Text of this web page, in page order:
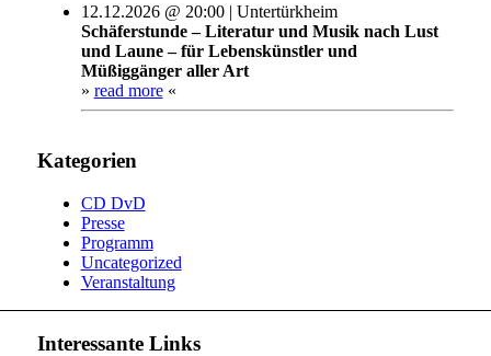
12.12.2026 @ 20:00 | Untertürkheim
Schäferstunde – Literatur und Musik nach Lust
und Laune – für Lebenskünstler und
Müßiggänger aller Art
» read more«
Kategorien
CD DvD
Presse
Programm
Uncategorized
Veranstaltung
Interessante Links